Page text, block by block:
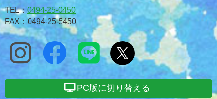
TEL： 0494-25-0450
FAX：0494-25-5450
PC版に切り替える